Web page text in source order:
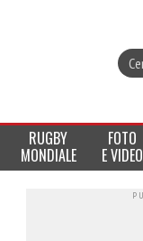
RUGBY
MONDIALE
FOTO
E VIDEO